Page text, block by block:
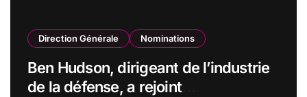
Direction Générale Nominations
Ben Hudson, dirigeant de l’industrie
de la défense, a rejoint